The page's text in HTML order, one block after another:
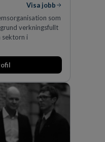
Visa jobb
som
verkningsfullt
sektorn i